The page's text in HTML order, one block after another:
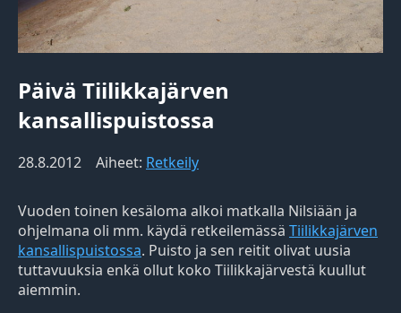
Päivä Tiilikkajärven
kansallispuistossa
28.8.2012 Aiheet: Retkeily
Vuoden toinen kesäloma alkoi matkalla Nilsiään ja
ohjelmana oli mm. käydä retkeilemässä Tiilikkajärven
kansallispuistossa. Puisto ja sen reitit olivat uusia
tuttavuuksia enkä ollut koko Tiilikkajärvestä kuullut
aiemmin.